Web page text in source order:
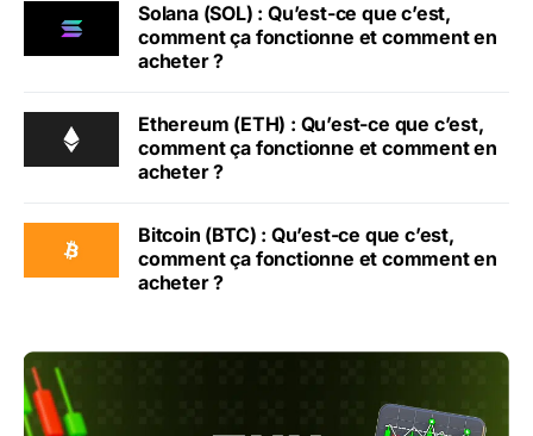
Solana (SOL) : Qu’est-ce que c’est,
comment ça fonctionne et comment en
acheter ?
Ethereum (ETH) : Qu’est-ce que c’est,
comment ça fonctionne et comment en
acheter ?
Bitcoin (BTC) : Qu’est-ce que c’est,
comment ça fonctionne et comment en
acheter ?